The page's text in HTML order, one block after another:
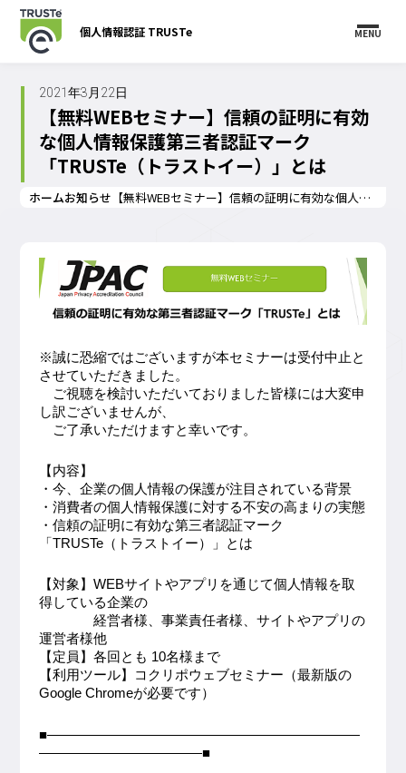
個人情報認証 TRUSTe MENU
2021年3月22日
【無料WEBセミナー】信頼の証明に有効
な個人情報保護第三者認証マーク
「TRUSTe（トラストイー）」とは
ホームお知らせ 【無料WEBセミナー】信頼の証明に有効な個人情報保護第三者認証マーク「TRUSTe（トラストイー）」とは
※誠に恐縮ではございますが本セミナーは受付中止と
させていただきました。
ご視聴を検討いただいておりました皆様には大変申
し訳ございませんが、
ご了承いただけますと幸いです。
【内容】
・今、企業の個人情報の保護が注目されている背景
・消費者の個人情報保護に対する不安の高まりの実態
・信頼の証明に有効な第三者認証マーク
「TRUSTe（トラストイー）」とは
【対象】WEBサイトやアプリを通じて個人情報を取
得している企業の
経営者様、事業責任者様、サイトやアプリの
運営者様他
【定員】各回とも 10名様まで
【利用ツール】コクリポウェブセミナー（最新版の
Google Chromeが必要です）
■―――――――――――――――――――――――
――――――――――――■